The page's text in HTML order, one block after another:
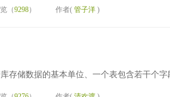
（9298） 作者( 管子洋 )
存储数据的基本单位、一个表包含若干个